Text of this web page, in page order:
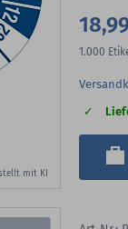
mit KI
1.000